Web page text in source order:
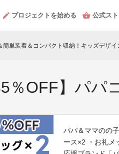
プロジェクトを始める 公式ス
簡単装着＆コンパクト収納！キッズデザイ
％OFF】パ
パパ＆ママのの
ース×2 ・お礼メ